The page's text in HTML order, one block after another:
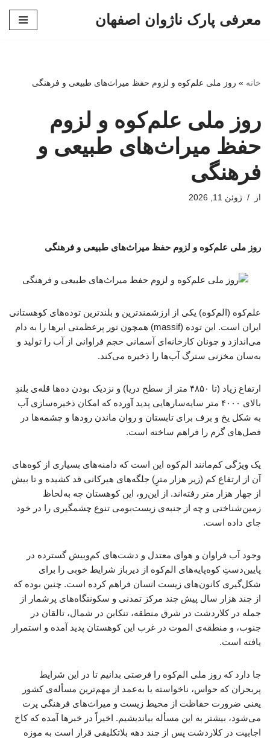
معرفی پارک ناژوان اصفهان
خانه » روز ملی علم‌کوه و لزوم حفظ میراث‌های طبیعی و فرهنگی
روز ملی علم‌کوه و لزوم
حفظ میراث‌های طبیعی و
فرهنگی
از ژوئن 11, 2026
روز ملی علم‌کوه و لزوم حفظ میراث‌های طبیعی و فرهنگی
علم‌کوه (الم‌کوه) یکی از ارزشمندترین و بلندترین توده‌های کوهستانی
ایران است. این توده (massif) همچون تور پرعظمتی ابرها را به دام
می‌اندازد و چونان کارخانه‌ای آسمانی حجم فراوانی از آب را تولید و
به‌سان مخزنی سترگ آب‌ها را ذخیره می‌کند.
ارتفاع زیاد (تا ۴۸۵۰ متر از سطح دریا) و نزدیک بودن ده‌ها قله‌ی بلندِ
بالای ۴۰۰۰ متر سایه‌سارهایی پدید آورده که امکان ذخیره‌سازی آب
به شکل یخ و برف برای تابستان و روان ماندن رودها و چشمه‌ها در
فصل‌های گرم را فراهم ساخته‌ است.
یک ویژگی کم‌مانند الم‌کوه این است که دامنه‌های بسیاری از کوه‌های
آن از ارتفاع کم (زیر هزار مترِ) جلگه‌های هیرکانی قد کشیده و تا بیش
از چهار هزار متر رفته‌اند. از این‌رو، این کوهستان چه به‌لحاظ
زمین‌شناختی و چه از جنبه‌ی زیست‌بومی تنوع چشمگیری را در خود
جای داده است.
وجود آب فراوان و هوای معتدل و دشت‌های کم‌وبیش گسترده در
پایین‌دستِ کوه‌پایه‌های الم‌کوه از دیرباز شرایط خوبی را برای
شکل‌گیری کانون‌های زیست انسان فراهم کرده است. چنین بوده که
از چند هزار سال پیش چند مرکز تمدنی و سکونتگاه‌های پرشمار از
جمله در کلاردشت در شرق منطقه، تنکابن در شمال، تالقان در
جنوب، و منطقه‌ی الموت در غرب این کوهستان پدید آمده و استمرار
یافته است.
جا دارد که روز ملی الم‌کوه را فرصتی بدانیم تا در این شرایط
پربحران که حواس، ناخواسته یا به‌عمد از مهم‌ترین مسأله‌ی کشور
یعنی ضرورت حفاظت از محیط زیست و میراث‌های فرهنگی پرت
می‌شود، بیشتر به این مسأله بیاندیشیم. اخیراً در خبرها آمده که کاخ
اجابیت در کلاردشت پس از چند دهه بلاتکلیفی قرار است به موزه